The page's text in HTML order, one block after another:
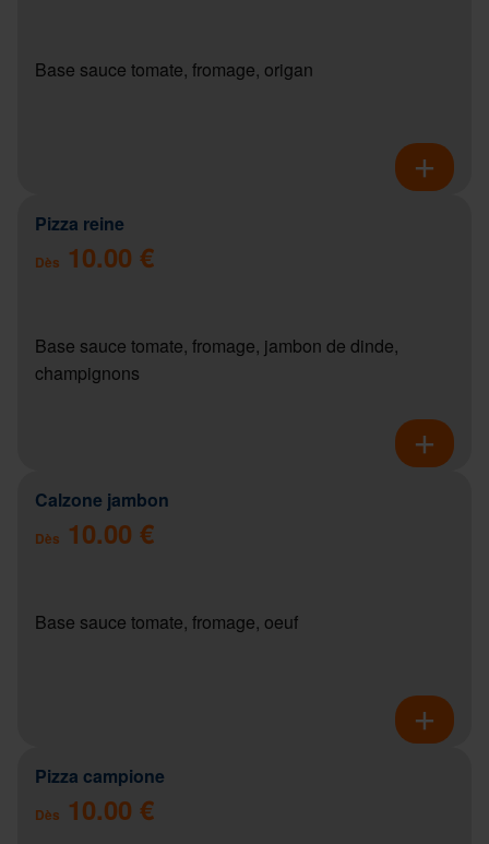
Base sauce tomate, fromage, origan
Pizza reine
Dès 10.00 €
Base sauce tomate, fromage, jambon de dinde,
champignons
Calzone jambon
Dès 10.00 €
Base sauce tomate, fromage, oeuf
Pizza campione
Dès 10.00 €